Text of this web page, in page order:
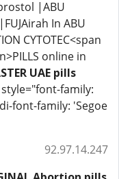
|ABU
In ABU
CYTOTEC<span
online in
UAE pills
style="font-family:
font-family: 'Segoe
92.97.14.247